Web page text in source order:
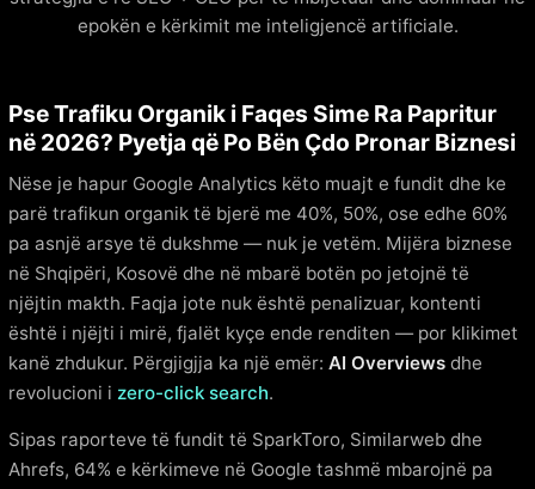
epokën e kërkimit me inteligjencë artificiale.
Pse Trafiku Organik i Faqes Sime Ra Papritur
në 2026? Pyetja që Po Bën Çdo Pronar Biznesi
Nëse je hapur Google Analytics këto muajt e fundit dhe ke
parë trafikun organik të bjerë me 40%, 50%, ose edhe 60%
pa asnjë arsye të dukshme — nuk je vetëm. Mijëra biznese
në Shqipëri, Kosovë dhe në mbarë botën po jetojnë të
njëjtin makth. Faqja jote nuk është penalizuar, kontenti
është i njëjti i mirë, fjalët kyçe ende renditen — por klikimet
kanë zhdukur. Përgjigjja ka një emër: AI Overviews dhe
revolucioni i zero-click search.
Sipas raporteve të fundit të SparkToro, Similarweb dhe
Ahrefs, 64% e kërkimeve në Google tashmë mbarojnë pa